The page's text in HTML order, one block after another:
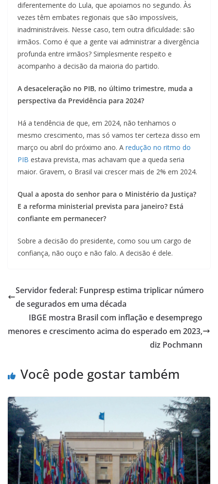
diferentemente do Lula, que apoiamos no segundo. Às
vezes têm embates regionais que são impossíveis,
inadministráveis. Nesse caso, tem outra dificuldade: são
irmãos. Como é que a gente vai administrar a divergência
profunda entre irmãos? Simplesmente respeito e
acompanho a decisão da maioria do partido.
A desaceleração no PIB, no último trimestre, muda a
perspectiva da Previdência para 2024?
Há a tendência de que, em 2024, não tenhamos o
mesmo crescimento, mas só vamos ter certeza disso em
março ou abril do próximo ano. A redução no ritmo do
PIB estava prevista, mas achavam que a queda seria
maior. Gravem, o Brasil vai crescer mais de 2% em 2024.
Qual a aposta do senhor para o Ministério da Justiça?
E a reforma ministerial prevista para janeiro? Está
confiante em permanecer?
Sobre a decisão do presidente, como sou um cargo de
confiança, não ouço e não falo. A decisão é dele.
Servidor federal: Funpresp estima triplicar número
de segurados em uma década
IBGE mostra Brasil com inflação e desemprego
menores e crescimento acima do esperado em 2023,
diz Pochmann
Você pode gostar também